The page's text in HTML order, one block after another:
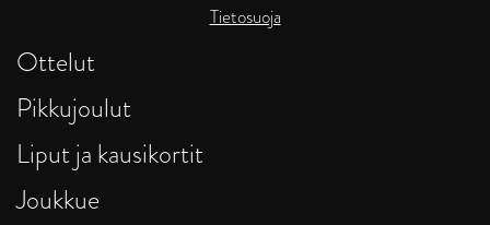
Tietosuoja
Ottelut
Pikkujoulut
Liput ja kausikortit
Joukkue